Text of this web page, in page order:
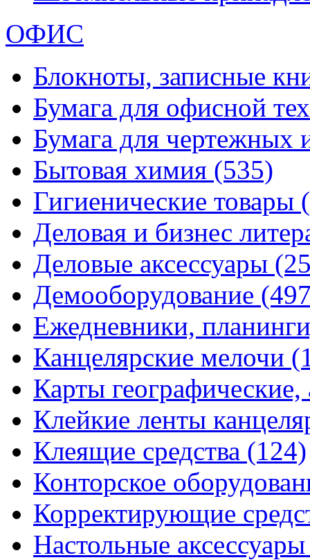
ОФИС
Блокноты, записные
Бумага для офисной
Бумага для чертежных
Бытовая химия (535)
Гигиенические товары
Деловая и бизнес
Деловые аксессуары
Демооборудование
Ежедневники,
Канцелярские мелочи
Карты
Клейкие ленты
Клеящие средства (124)
Конторское
Корректирующие
Настольные